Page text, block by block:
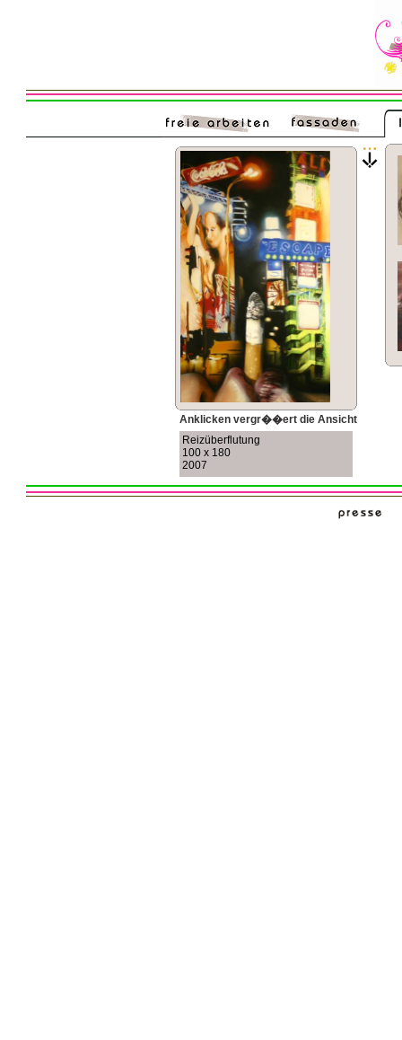
Anklicken vergr��ert die Ansicht
Reizüberflutung
100 x 180
2007